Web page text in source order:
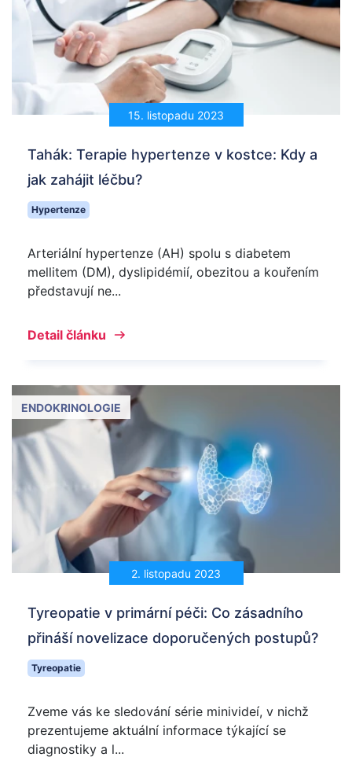
15. listopadu 2023
Tahák: Terapie hypertenze v kostce: Kdy a
jak zahájit léčbu?
Hypertenze
Arteriální hypertenze (AH) spolu s diabetem
mellitem (DM), dyslipidémií, obezitou a kouřením
představují ne...
Detail článku
2. listopadu 2023
ENDOKRINOLOGIE
Tyreopatie v primární péči: Co zásadního
přináší novelizace doporučených postupů?
Tyreopatie
Zveme vás ke sledování série minivideí, v nichž
prezentujeme aktuální informace týkající se
diagnostiky a l...